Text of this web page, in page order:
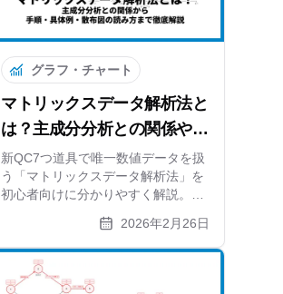
グラフ・チャート
マトリックスデータ解析法と
は？主成分分析との関係や手
順をわかりやすく解説
新QC7つ道具で唯一数値データを扱
う「マトリックスデータ解析法」を
初心者向けに分かりやすく解説。主
トリックス図法との違い、6つの作
成ステップ、スマホ比較の具体例、
無料ツールを使った散布図の作り方
まで網羅しています。
2026年2月26日